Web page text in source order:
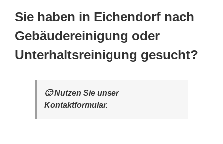
Sie haben in Eichendorf nach
Gebäudereinigung oder
Unterhaltsreinigung gesucht?
🙂 Nutzen Sie unser
Kontaktformular.